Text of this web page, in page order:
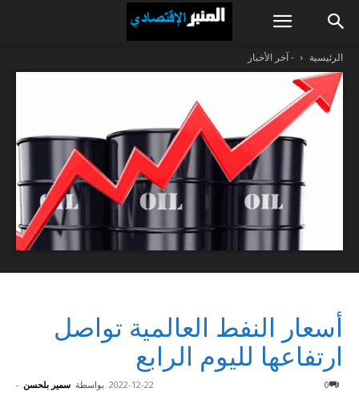
الرئيسية - آخر الأخبار
أسعار النفط العالمية تواصل
ارتفاعها لليوم الرابع
بواسطة سمير بلحسن - 2022-12-22 0